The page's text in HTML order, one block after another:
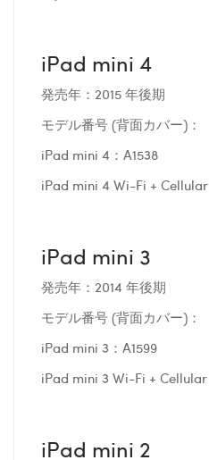
iPad mini 4
発売年：2015 年後期
モデル番号 (背面カバー)：
iPad mini 4：A1538
iPad mini 4 Wi-Fi + Cellular
iPad mini 3
発売年：2014 年後期
モデル番号 (背面カバー)：
iPad mini 3：A1599
iPad mini 3 Wi-Fi + Cellular
iPad mini 2